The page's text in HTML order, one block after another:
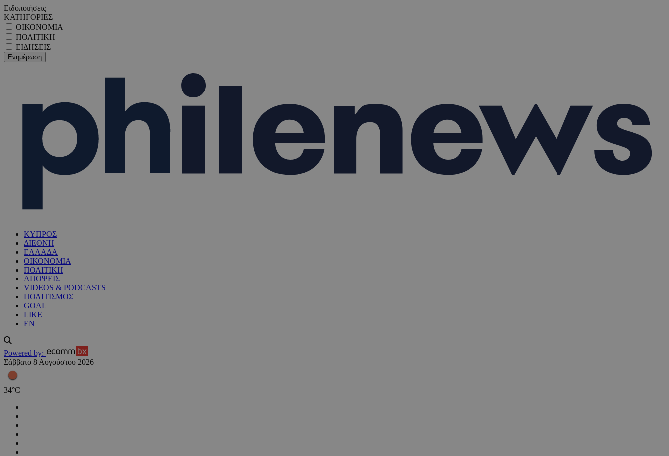
Ειδοποιήσεις
ΚΑΤΗΓΟΡΙΕΣ
ΟΙΚΟΝΟΜΙΑ
ΠΟΛΙΤΙΚΗ
ΕΙΔΗΣΕΙΣ
ΚΥΠΡΟΣ
ΔΙΕΘΝΗ
ΕΛΛΑΔΑ
ΟΙΚΟΝΟΜΙΑ
ΠΟΛΙΤΙΚΗ
ΑΠΟΨΕΙΣ
VIDEOS & PODCASTS
ΠΟΛΙΤΙΣΜΟΣ
GOAL
LIKE
EN
Powered by:
Σάββατο 8 Αυγούστου 2026
34°C